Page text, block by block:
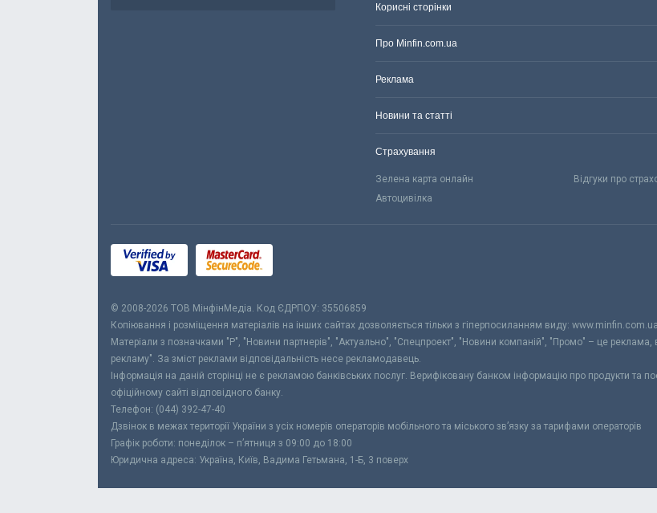
Корисні сторінки
Про Minfin.com.ua
Реклама
Новини та статті
Страхування
Зелена карта онлайн Відгуки про
Автоцивілка
© 2008-2026 ТОВ МiнфiнМедiа. Код ЄДРПОУ: 35506859
Копіювання і розміщення матеріалів на інших сайтах дозволяється тільки з гіперпосиланням виду: www.minfin.com.ua
Матеріали з позначками "Р", "Новини партнерів", "Актуально", "Спецпроект", "Новини компаній", "Промо" – це реклама,
рекламу". За зміст реклами відповідальність несе рекламодавець.
Інформація на даній сторінці не є рекламою банківських послуг. Верифіковану банком інформацію про продукти та
офіційному сайті відповідного банку.
Телефон: (044) 392-47-40
Дзвінок в межах території України з усіх номерів операторів мобільного та міського зв’язку за тарифами операторів
Графік роботи: понеділок – п’ятниця з 09:00 до 18:00
Юридична адреса: Україна, Київ, Вадима Гетьмана, 1-Б, 3 поверх